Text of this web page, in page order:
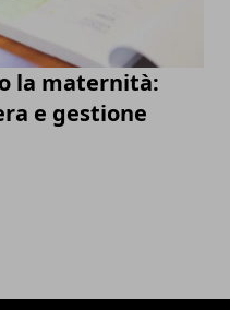
la maternità:
e gestione